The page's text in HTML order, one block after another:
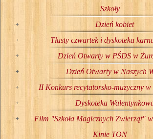
Szkoły
Dzień kobiet
Tłusty czwartek i dyskoteka
Dzień Otwarty w PŚDS w
Dzień Otwarty w Naszych
II Konkurs recytatorsko-muzyczny w
Dyskoteka
Film "Szkoła Magicznych Zwierząt"
Kinie TON